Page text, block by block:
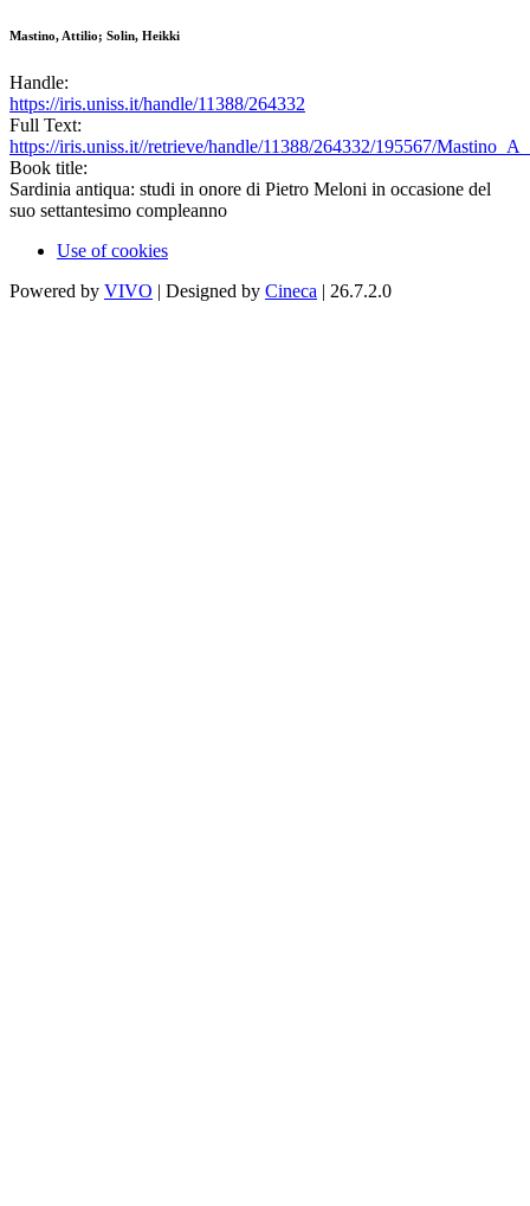
Mastino, Attilio; Solin, Heikki
Handle:
https://iris.uniss.it/handle/11388/264332
Full Text:
https://iris.uniss.it//retrieve/handle/11388/264332/195567/
Book title:
Sardinia antiqua: studi in onore di Pietro Meloni in occasione del
suo settantesimo compleanno
Use of cookies
Powered by VIVO | Designed by Cineca | 26.7.2.0